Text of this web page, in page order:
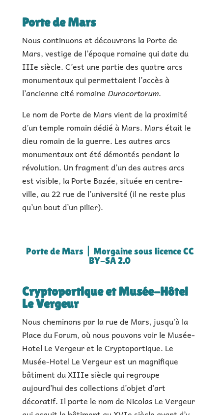
Porte de Mars
Nous continuons et découvrons la Porte de
Mars, vestige de l’époque romaine qui date du
IIIe siècle. C’est une partie des quatre arcs
monumentaux qui permettaient l’accès à
l’ancienne cité romaine Durocortorum.
Le nom de Porte de Mars vient de la proximité
d’un temple romain dédié à Mars. Mars était le
dieu romain de la guerre. Les autres arcs
monumentaux ont été démontés pendant la
révolution. Un fragment d’un des autres arcs
est visible, la Porte Bazée, située en centre-
ville, au 22 rue de l’université (il ne reste plus
qu’un bout d’un pilier).
Porte de Mars | Morgaine sous licence CC
BY-SA 2.0
Cryptoportique et Musée-Hôtel
Le Vergeur
Nous cheminons par la rue de Mars, jusqu’à la
Place du Forum, où nous pouvons voir le Musée-
Hotel Le Vergeur et le Cryptoportique. Le
Musée-Hotel Le Vergeur est un magnifique
bâtiment du XIIIe siècle qui regroupe
aujourd’hui des collections d’objet d’art
décoratif. Il porte le nom de Nicolas Le Vergeur